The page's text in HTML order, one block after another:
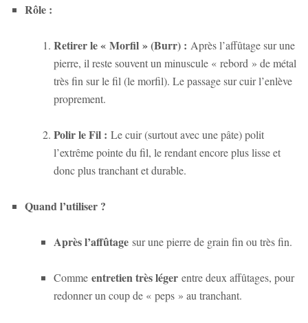
Rôle :
Retirer le « Morfil » (Burr) : Après l’affûtage sur une
pierre, il reste souvent un minuscule « rebord » de métal
très fin sur le fil (le morfil). Le passage sur cuir l’enlève
proprement.
Polir le Fil : Le cuir (surtout avec une pâte) polit
l’extrême pointe du fil, le rendant encore plus lisse et
donc plus tranchant et durable.
Quand l’utiliser ?
Après l’affûtage sur une pierre de grain fin ou très fin.
Comme entretien très léger entre deux affûtages, pour
redonner un coup de « peps » au tranchant.